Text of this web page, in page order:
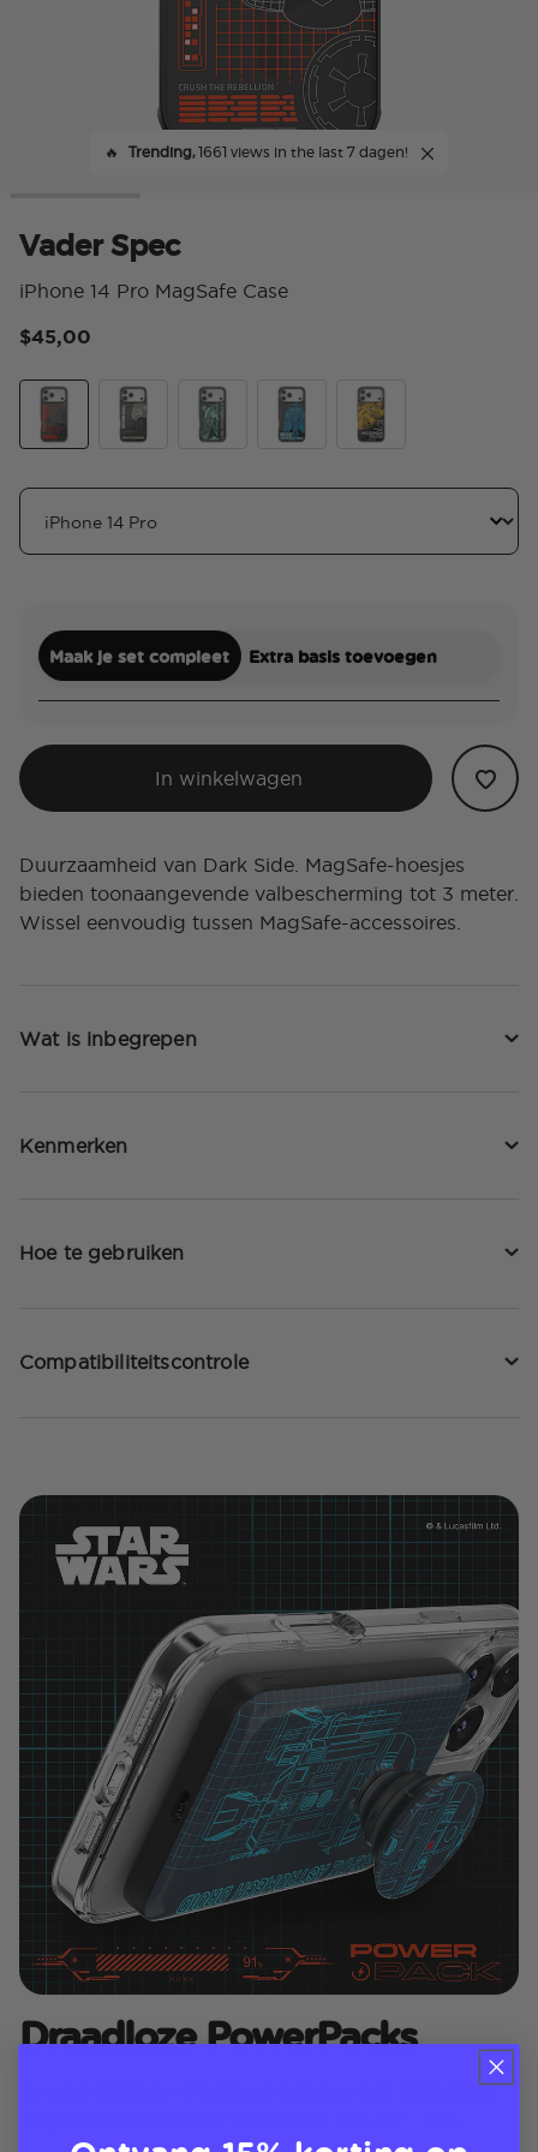
🔥 Trending,1661 views in the last 7 dagen!
Vader Spec
iPhone 14 Pro MagSafe Case
$45,00
Maak je set compleet Extra basis toevoegen
In winkelwagen
Duurzaamheid van Dark Side. MagSafe-hoesjes
bieden toonaangevende valbescherming tot 3 meter.
Wissel eenvoudig tussen MagSafe-accessoires.
Wat is inbegrepen
Kenmerken
Hoe te gebruiken
Compatibiliteitscontrole
Draadloze PowerPacks
Houd je batterij volledig opgeladen met draadloze